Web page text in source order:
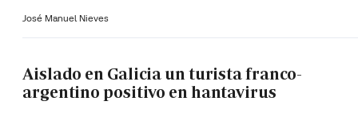
José Manuel Nieves
Aislado en Galicia un turista franco-
argentino positivo en hantavirus